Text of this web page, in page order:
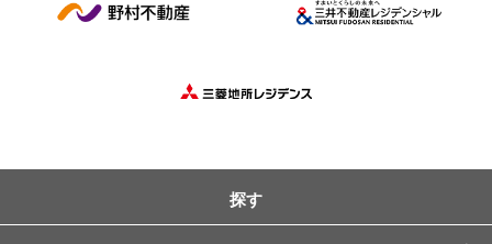
探す